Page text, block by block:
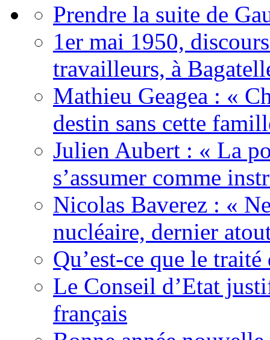
Prendre la suite de
1er mai 1950,
travailleurs, à
Mathieu Geagea : «
destin sans cette
Julien Aubert : « La
s’assumer comme
Nicolas Baverez : «
nucléaire, dernier
Qu’est-ce que le traité
Le Conseil d’Etat
français